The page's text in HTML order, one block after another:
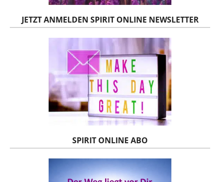
JETZT ANMELDEN SPIRIT ONLINE NEWSLETTER
SPIRIT ONLINE ABO